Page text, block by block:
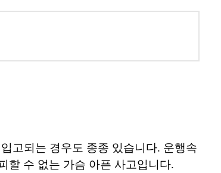
고되는 경우도 종종 있습니다. 운행속
할 수 없는 가슴 아픈 사고입니다.